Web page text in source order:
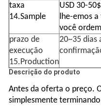
taxa
14.Sample
USD 30-
lhe-emos
você
prazo de
execução
15.Production
20~35 dias
Descrição do produto
Antes da oferta o preço.
simplesmente